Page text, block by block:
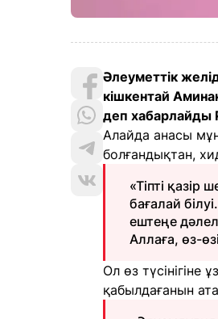
Әлеуметтік
кішкентай
деп хабарлайды
Алайда анасы
болғандықтан,
«Тіпті
бағалай
ештеңе
Аллаға, өз-
Ол өз
қабылдағанын